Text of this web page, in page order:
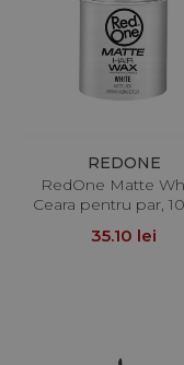
REDONE
RedOne Matte
Ceara pentru par,
35.10 lei